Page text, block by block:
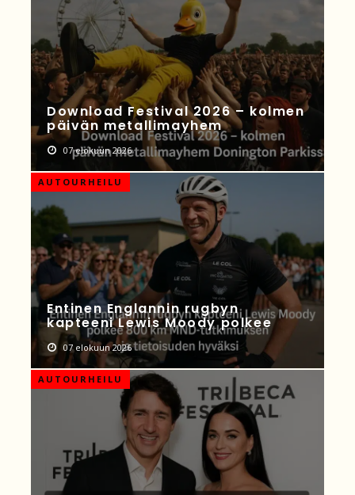
Download Festival 2026 – kolmen
päivän metallimayhem
07 elokuun 2026
AUTOURHEILU
Entinen Englannin rugbyn
kapteeni Lewis Moody polkee
07 elokuun 2026
AUTOURHEILU